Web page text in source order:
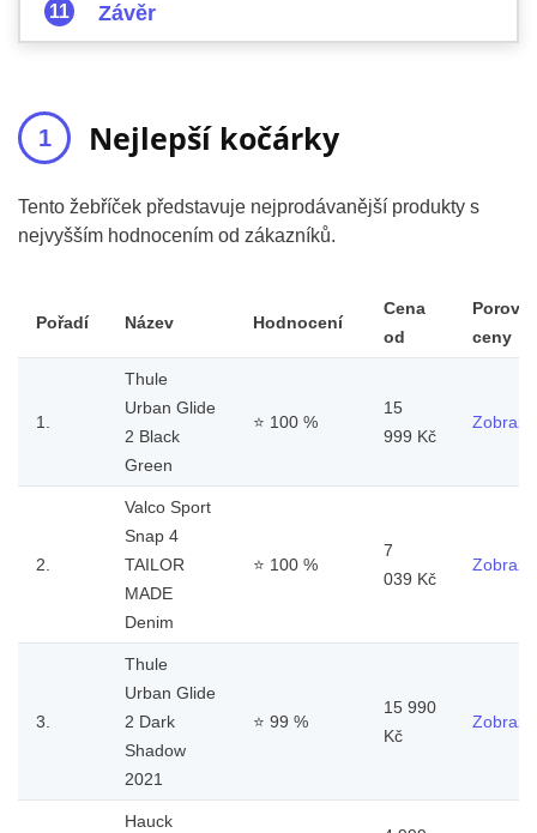
Závěr
Nejlepší kočárky
Tento žebříček představuje nejprodávanější produkty s
nejvyšším hodnocením od zákazníků.
Pořadí Název Hodnocení
Cena
od
ceny
1.
Thule
Urban Glide
2 Black
Green
⭐ 100 %
15
999 Kč
Zobrazit
2.
Valco Sport
Snap 4
TAILOR
MADE
Denim
⭐ 100 %
7
039 Kč
Zobrazit
3.
Thule
Urban Glide
2 Dark
Shadow
2021
⭐ 99 %
15 990
Kč
Zobrazit
Hauck